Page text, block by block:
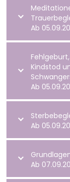
Ab
Kindstod
Ab
Ab
Ab